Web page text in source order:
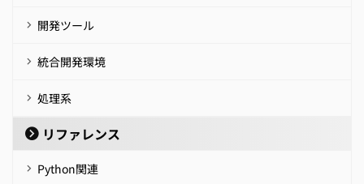
開発ツール
統合開発環境
処理系
リファレンス
Python関連